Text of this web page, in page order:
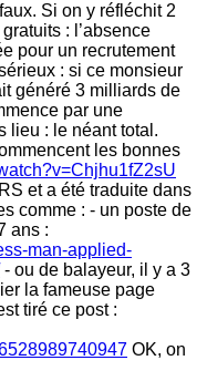
Si on y réfléchit 2
: l’absence
pour un recrutement
: si ce monsieur
généré 3 milliards de
par une
lieu : le néant total.
les bonnes
et a été traduite dans
comme : - un poste de
ans :
man-applied-
- ou de balayeur, il y a 3
la fameuse page
tiré ce post :
OK, on